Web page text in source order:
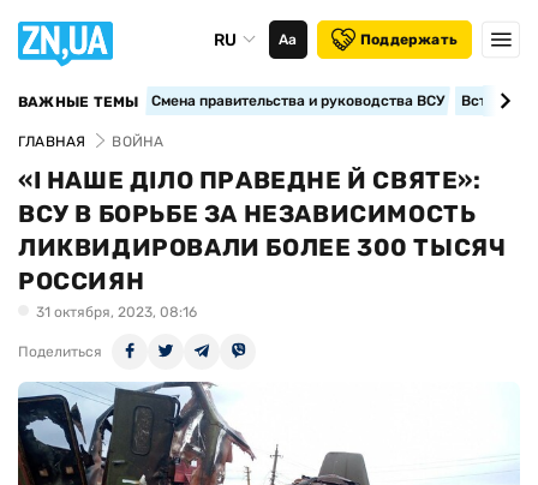
RU Аа Поддержать
ВАЖНЫЕ ТЕМЫ Смена правительства и руководства ВСУ
ГЛАВНАЯ ВОЙНА
«І НАШЕ ДІЛО ПРАВЕДНЕ Й СВЯТЕ»:
ВСУ В БОРЬБЕ ЗА НЕЗАВИСИМОСТЬ
ЛИКВИДИРОВАЛИ БОЛЕЕ 300 ТЫСЯЧ
РОССИЯН
31 октября, 2023, 08:16
Поделиться